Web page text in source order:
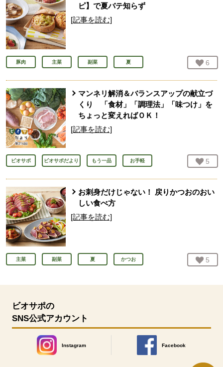
ピ】で夏バテ知らず
[記事を読む]
豚肉 主菜 副菜 夏 お気
6
マンネリ解消＆バランスアップの献立づ
くり 「食材」「調理法」「味つけ」を
ちょっと変えればＯＫ！
[記事を読む]
ビオサポ ビオサポだより もう一品 お手軽 お気
5
お刺身だけじゃない！ 戻りかつおのおい
しい食べ方
[記事を読む]
主菜 副菜 夏 かつお お気
5
ビオサポの
SNS公式アカウント
Instagram
別のウィンドウで開きます。
Facebook
別のウィンドウで開きます